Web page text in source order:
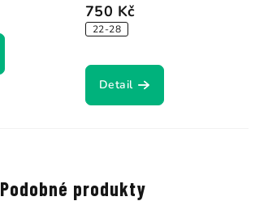
750 Kč
22-28
Detail
Podobné produkty